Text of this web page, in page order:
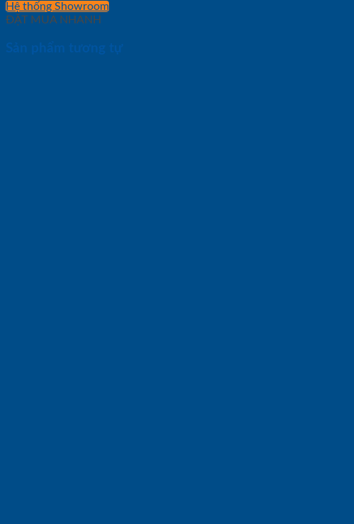
Hệ thống Showroom
ĐẶT MUA NHANH
Sản phẩm tương tự